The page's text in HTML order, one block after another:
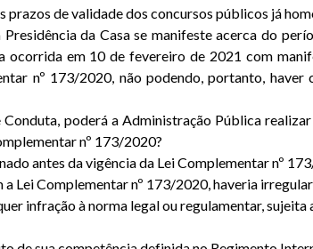
prazos de validade dos concursos públicos já
da Casa se manifeste acerca do
em 10 de fevereiro de 2021 com
nº 173/2020, não podendo, portanto,
poderá a Administração Pública
nº 173/2020?
antes da vigência da Lei Complementar nº
Lei Complementar nº 173/2020, haveria
infração à norma legal ou regulamentar, sujeita